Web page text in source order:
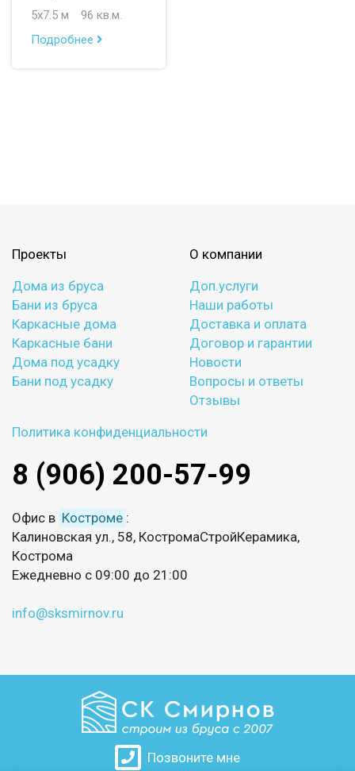
5х7.5 м
96 кв.м.
Подробнее
Проекты
Дома из бруса
Бани из бруса
Каркасные дома
Каркасные бани
Дома под усадку
Бани под усадку
О компании
Доп.услуги
Наши работы
Доставка и оплата
Договор и гарантии
Новости
Вопросы и ответы
Отзывы
Политика конфиденциальности
8 (906) 200-57-99
Офис в Костроме :
Калиновская ул., 58, КостромаСтройКерамика,
Кострома
Ежедневно с 09:00 до 21:00
info@sksmirnov.ru
Позвоните мне